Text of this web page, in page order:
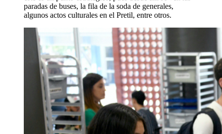
paradas de buses, la fila de la soda de generales,
algunos actos culturales en el Pretil, entre otros.